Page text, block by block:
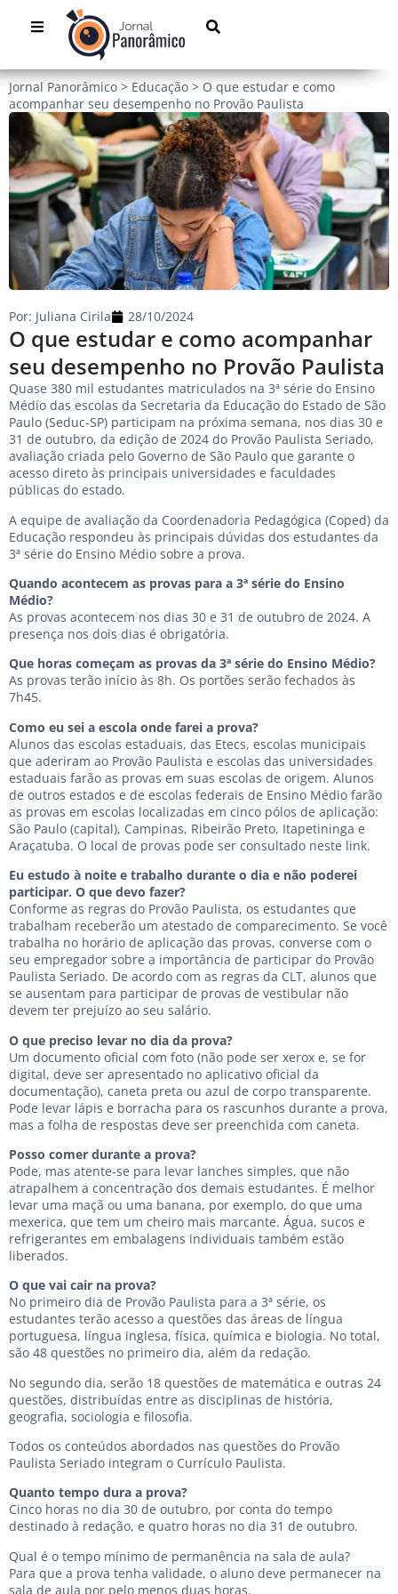
Jornal Panorâmico > Educação > O que estudar e como
acompanhar seu desempenho no Provão Paulista
O que estudar e como acompanhar
seu desempenho no Provão Paulista
Por: Juliana Cirila 28/10/2024
Quase 380 mil estudantes matriculados na 3ª série do Ensino
Médio das escolas da Secretaria da Educação do Estado de São
Paulo (Seduc-SP) participam na próxima semana, nos dias 30 e
31 de outubro, da edição de 2024 do Provão Paulista Seriado,
avaliação criada pelo Governo de São Paulo que garante o
acesso direto às principais universidades e faculdades
públicas do estado.
A equipe de avaliação da Coordenadoria Pedagógica (Coped) da
Educação respondeu às principais dúvidas dos estudantes da
3ª série do Ensino Médio sobre a prova.
Quando acontecem as provas para a 3ª série do Ensino
Médio?
As provas acontecem nos dias 30 e 31 de outubro de 2024. A
presença nos dois dias é obrigatória.
Que horas começam as provas da 3ª série do Ensino Médio?
As provas terão início às 8h. Os portões serão fechados às
7h45.
Como eu sei a escola onde farei a prova?
Alunos das escolas estaduais, das Etecs, escolas municipais
que aderiram ao Provão Paulista e escolas das universidades
estaduais farão as provas em suas escolas de origem. Alunos
de outros estados e de escolas federais de Ensino Médio farão
as provas em escolas localizadas em cinco pólos de aplicação:
São Paulo (capital), Campinas, Ribeirão Preto, Itapetininga e
Araçatuba. O local de provas pode ser consultado neste link.
Eu estudo à noite e trabalho durante o dia e não poderei
participar. O que devo fazer?
Conforme as regras do Provão Paulista, os estudantes que
trabalham receberão um atestado de comparecimento. Se você
trabalha no horário de aplicação das provas, converse com o
seu empregador sobre a importância de participar do Provão
Paulista Seriado. De acordo com as regras da CLT, alunos que
se ausentam para participar de provas de vestibular não
devem ter prejuízo ao seu salário.
O que preciso levar no dia da prova?
Um documento oficial com foto (não pode ser xerox e, se for
digital, deve ser apresentado no aplicativo oficial da
documentação), caneta preta ou azul de corpo transparente.
Pode levar lápis e borracha para os rascunhos durante a prova,
mas a folha de respostas deve ser preenchida com caneta.
Posso comer durante a prova?
Pode, mas atente-se para levar lanches simples, que não
atrapalhem a concentração dos demais estudantes. É melhor
levar uma maçã ou uma banana, por exemplo, do que uma
mexerica, que tem um cheiro mais marcante. Água, sucos e
refrigerantes em embalagens individuais também estão
liberados.
O que vai cair na prova?
No primeiro dia de Provão Paulista para a 3ª série, os
estudantes terão acesso a questões das áreas de língua
portuguesa, língua inglesa, física, química e biologia. No total,
são 48 questões no primeiro dia, além da redação.
No segundo dia, serão 18 questões de matemática e outras 24
questões, distribuídas entre as disciplinas de história,
geografia, sociologia e filosofia.
Todos os conteúdos abordados nas questões do Provão
Paulista Seriado integram o Currículo Paulista.
Quanto tempo dura a prova?
Cinco horas no dia 30 de outubro, por conta do tempo
destinado à redação, e quatro horas no dia 31 de outubro.
Qual é o tempo mínimo de permanência na sala de aula?
Para que a prova tenha validade, o aluno deve permanecer na
sala de aula por pelo menos duas horas.